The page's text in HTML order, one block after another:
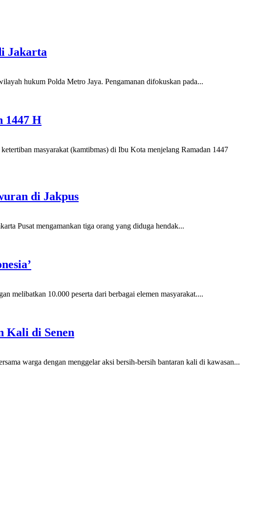
Jakarta
hukum Polda Metro Jaya. Pengamanan difokuskan pada...
1447 H
masyarakat (kamtibmas) di Ibu Kota menjelang Ramadan 1447
di Jakpus
Pusat mengamankan tiga orang yang diduga hendak...
melibatkan 10.000 peserta dari berbagai elemen masyarakat....
Kali di Senen
warga dengan menggelar aksi bersih-bersih bantaran kali di kawasan...